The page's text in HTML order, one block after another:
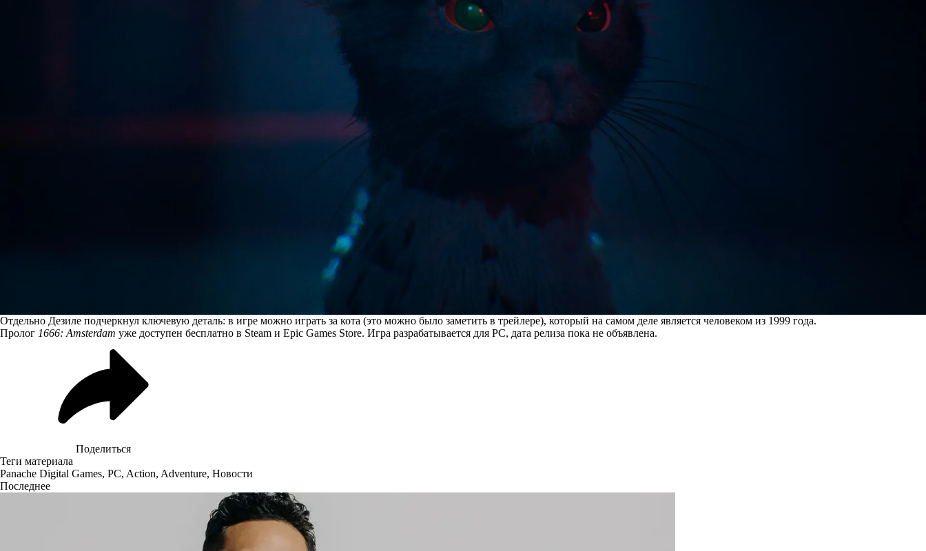
Отдельно Дезиле подчеркнул ключевую деталь: в игре можно играть за кота (это можно было заметить в трейлере), который на самом деле является человеком из 1999 года.
Пролог 1666: Amsterdam уже доступен бесплатно в Steam и Epic Games Store. Игра разрабатывается для PC, дата релиза пока не объявлена.
Поделиться
Теги материала
Panache Digital Games, PC, Action, Adventure, Новости
Последнее